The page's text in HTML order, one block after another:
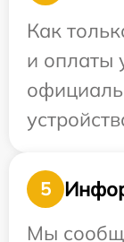
Как
и оплаты
5
Мы